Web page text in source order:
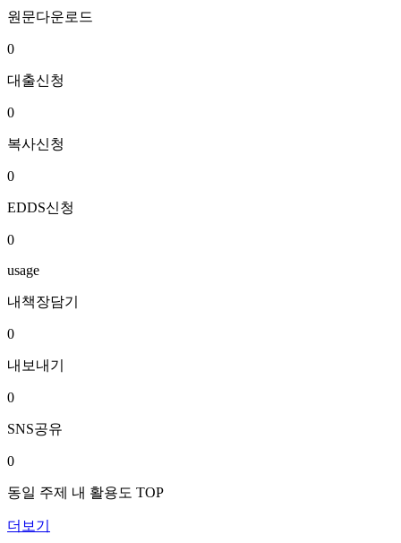
원문다운로드
0
대출신청
0
복사신청
0
EDDS신청
0
usage
내책장담기
0
내보내기
0
SNS공유
0
동일 주제 내 활용도 TOP
더보기